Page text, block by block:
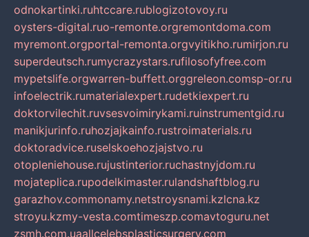
odnokartinki.ruhtccare.rublogizotovoy.ru
oysters-digital.ruo-remonte.orgremontdoma.com
myremont.orgportal-remonta.orgvyitikho.rumirjon.ru
superdeutsch.rumycrazystars.rufilosofyfree.com
mypetslife.orgwarren-buffett.orggreleon.comsp-or.ru
infoelectrik.rumaterialexpert.rudetkiexpert.ru
doktorvilechit.ruvsesvoimirykami.ruinstrumentgid.ru
manikjurinfo.ruhozjajkainfo.rustroimaterials.ru
doktoradvice.ruselskoehozjajstvo.ru
otopleniehouse.rujustinterior.ruchastnyjdom.ru
mojateplica.rupodelkimaster.rulandshaftblog.ru
garazhov.commonamy.netstroysnami.kzlcna.kz
stroyu.kzmy-vesta.comtimeszp.comavtoguru.net
zsmh.com.uaallcelebsplasticsurgery.com